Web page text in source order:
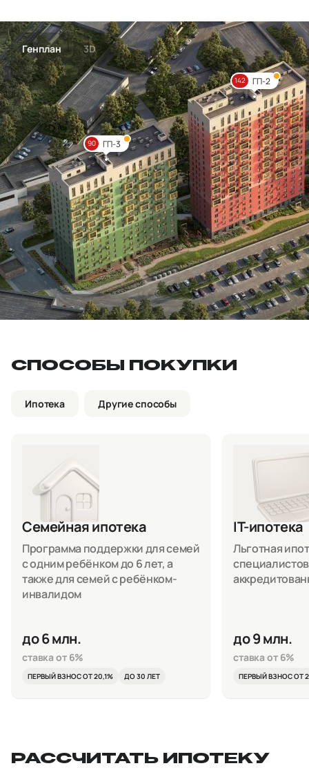
Генплан 3D
142 ГП-2
90 ГП-3
СПОСОБЫ ПОКУПКИ
Ипотека Другие способы
Семейная ипотека
Программа поддержки для семей
с одним ребёнком до 6 лет, а
также для семей с ребёнком-
инвалидом
до 6 млн.
ставка от 6%
ПЕРВЫЙ ВЗНОС ОТ 20,1% ДО 30 ЛЕТ
IT-ипотека
Льготная
до 9 млн.
ставка от 6%
ПЕРВЫЙ ВЗНОС ОТ
РАССЧИТАТЬ ИПОТЕКУ